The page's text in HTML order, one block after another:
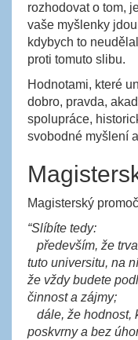
rozhodovat o tom,
vaše myšlenky
kdybych to
proti tomuto slibu.
Hodnotami, které
dobro, pravda,
spolupráce,
svobodné myšlení
Magisterský
“Slíbíte tedy:
především, že
tuto universitu, na
že vždy budete
činnost a zájmy;
dále, že hodnost,
poskvrny a bez